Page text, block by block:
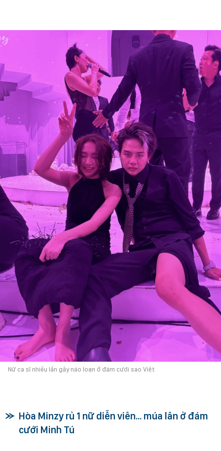
Nữ ca sĩ nhiều lần gây náo loạn ở đám cưới sao Việt
Hòa Minzy rủ 1 nữ diễn viên... múa lân ở đám
cưới Minh Tú